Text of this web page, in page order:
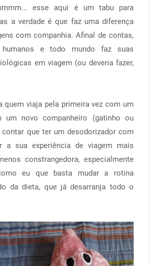
esse aqui é um tabu para
a verdade é que faz uma diferença
com companhia. Afinal de contas,
e todo mundo faz suas
em viagem (ou deveria fazer,
quem viaja pela primeira vez com um
um novo companheiro (gatinho ou
contar que ter um desodorizador com
a sua experiência de viagem mais
constrangedora, especialmente
eu que basta mudar a rotina
da dieta, que já desarranja todo o